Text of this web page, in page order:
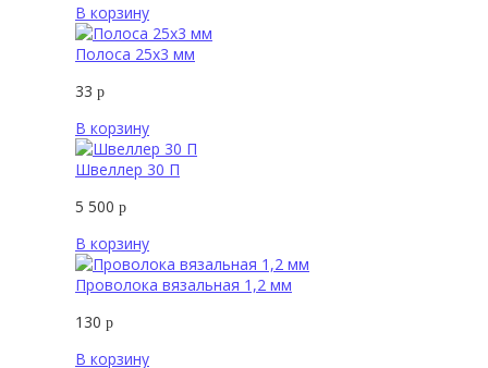
В корзину
Полоса 25х3 мм
33 р
В корзину
Швеллер 30 П
5 500 р
В корзину
Проволока вязальная 1,2 мм
130 р
В корзину